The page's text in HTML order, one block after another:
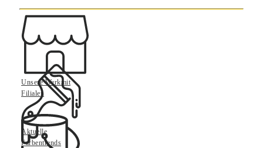
Unsere Werkmit
Filialen
Aktuelle
Farbentrends